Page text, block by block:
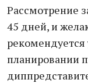
Рассмотрение
45 дней, и
рекомендуется
планировании